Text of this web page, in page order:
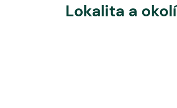
Lokalita a okolí